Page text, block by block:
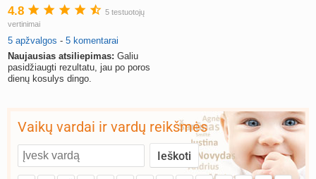
4.8
5 testuotojų
vertinimai
5 apžvalgos - 5 komentarai
Naujausias atsiliepimas: Galiu
pasidžiaugti rezultatu, jau po poros
dienų kosulys dingo.
Vaikų vardai ir vardų reikšmės